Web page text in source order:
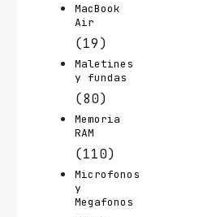
MacBook
Air
(19)
Maletines
y fundas
(80)
Memoria
RAM
(110)
Microfonos
y
Megafonos